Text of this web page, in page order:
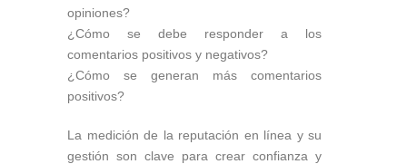
opiniones?
¿Cómo se debe responder a los
comentarios positivos y negativos?
¿Cómo se generan más comentarios
positivos?
La medición de la reputación en línea y su
gestión son clave para crear confianza y